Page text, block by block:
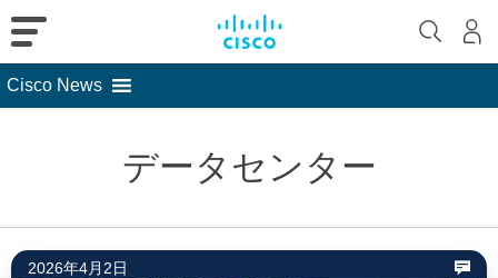
Cisco News
データセンター
2026年4月2日